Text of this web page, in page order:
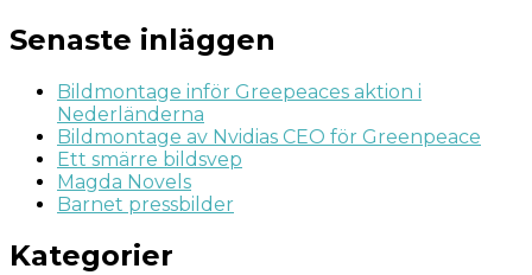
Senaste inläggen
Bildmontage inför Greepeaces aktion i
Nederländerna
Bildmontage av Nvidias CEO för Greenpeace
Ett smärre bildsvep
Magda Novels
Barnet pressbilder
Kategorier